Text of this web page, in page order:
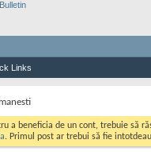
Links
a beneficia de un cont, trebuie să
. Primul post ar trebui să fie